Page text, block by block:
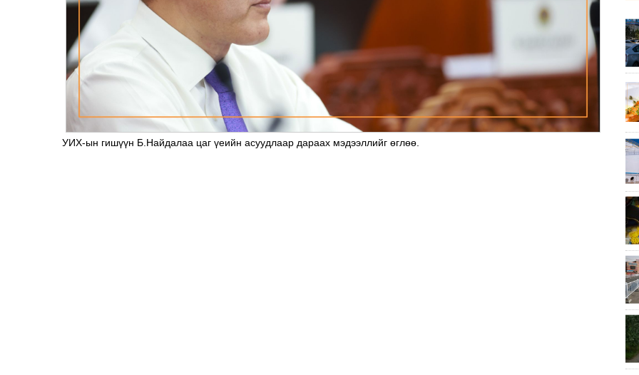
УИХ-ын гишүүн Б.Найдалаа цаг үеийн асуудлаар дараах мэдээллийг өглөө.